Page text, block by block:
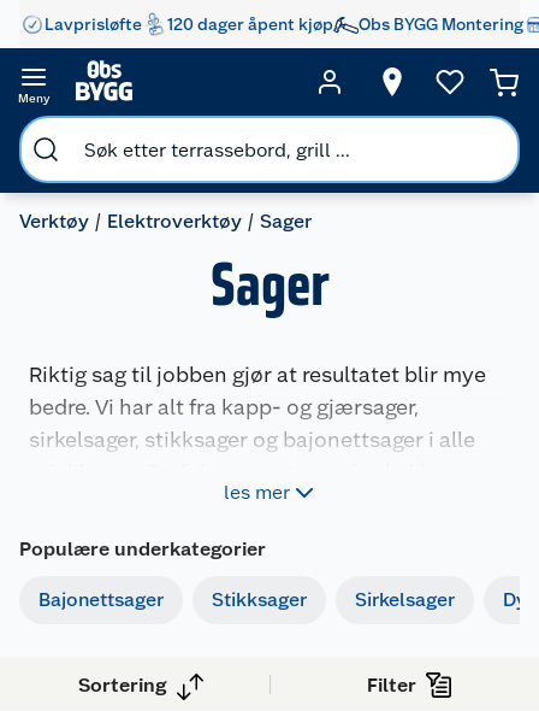
Lavprisløfte 120 dager åpent kjøp Obs BYGG Montering
Meny
Verktøy Elektroverktøy Sager
Sager
Riktig sag til jobben gjør at resultatet blir mye
bedre. Vi har alt fra kapp- og gjærsager,
sirkelsager, stikksager og bajonettsager i alle
terrasse eller pusse opp et helt hus.
les mer
Populære underkategorier
Bajonettsager Stikksager Sirkelsager
Sortering Filter